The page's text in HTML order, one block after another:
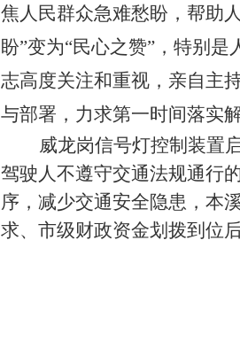
焦人民群众急难愁盼，帮助
盼”变为“民心之赞”，特别
志高度关注和重视，亲自主
与部署，力求第一时间落实
威龙岗信号灯控制装置
驾驶人不遵守交通法规通行
序，减少交通安全隐患，本
求、市级财政资金划拨到位